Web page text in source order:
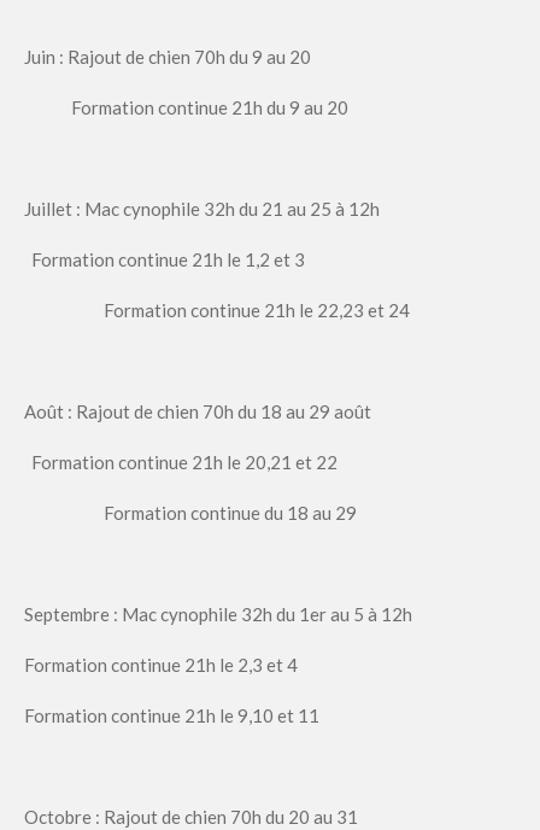
Juin : Rajout de chien 70h du 9 au 20
Formation continue 21h du 9 au 20
Juillet : Mac cynophile 32h du 21 au 25 à 12h
Formation continue 21h le 1,2 et 3
Formation continue 21h le 22,23 et 24
Août : Rajout de chien 70h du 18 au 29 août
Formation continue 21h le 20,21 et 22
Formation continue du 18 au 29
Septembre : Mac cynophile 32h du 1er au 5 à 12h
Formation continue 21h le 2,3 et 4
Formation continue 21h le 9,10 et 11
Octobre : Rajout de chien 70h du 20 au 31